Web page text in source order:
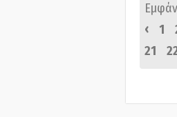
‹
1
21